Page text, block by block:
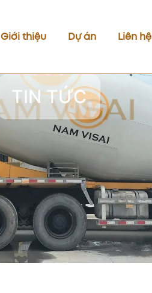
Giới thiệu Dự án Liên hệ
TIN TỨC